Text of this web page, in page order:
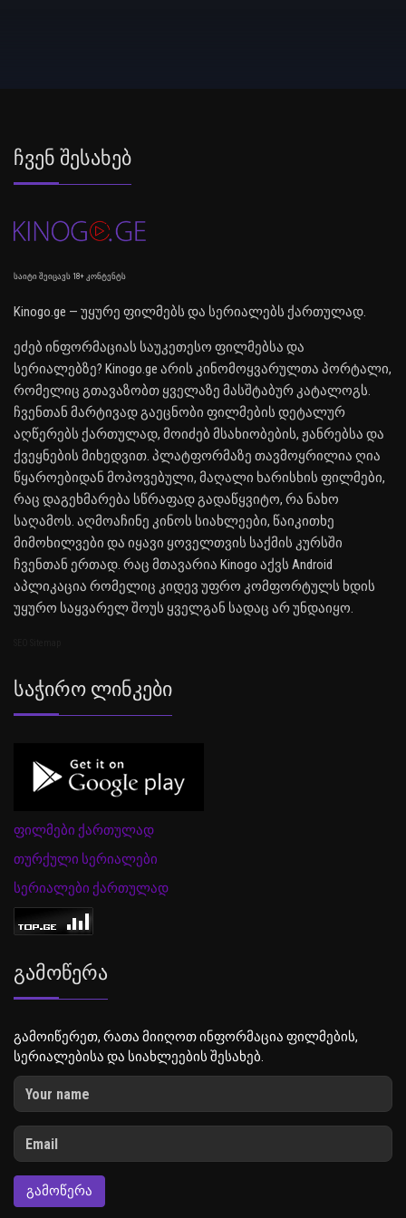
Ჩვენ Შესახებ
საიტი შეიცავს 18+ კონტენტს
Kinogo.ge — უყურე ფილმებს და სერიალებს ქართულად.
ეძებ ინფორმაციას საუკეთესო ფილმებსა და
სერიალებზე? Kinogo.ge არის კინომოყვარულთა პორტალი,
რომელიც გთავაზობთ ყველაზე მასშტაბურ კატალოგს.
ჩვენთან მარტივად გაეცნობი ფილმების დეტალურ
აღწერებს ქართულად, მოიძებ მსახიობების, ჟანრებსა და
ქვეყნების მიხედვით. პლატფორმაზე თავმოყრილია ღია
წყაროებიდან მოპოვებული, მაღალი ხარისხის ფილმები,
რაც დაგეხმარება სწრაფად გადაწყვიტო, რა ნახო
საღამოს. აღმოაჩინე კინოს სიახლეები, წაიკითხე
მიმოხილვები და იყავი ყოველთვის საქმის კურსში
ჩვენთან ერთად. რაც მთავარია Kinogo აქვს Android
აპლიკაცია რომელიც კიდევ უფრო კომფორტულს ხდის
უყურო საყვარელ შოუს ყველგან სადაც არ უნდაიყო.
Საჭირო Ლინკები
ფილმები ქართულად
თურქული სერიალები
სერიალები ქართულად
Გამოწერა
გამოიწერეთ, რათა მიიღოთ ინფორმაცია ფილმების,
სერიალებისა და სიახლეების შესახებ.
ᲒᲐᲛᲝᲬᲔᲠᲐ